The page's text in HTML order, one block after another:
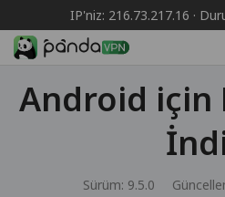
IP'niz: 216.73.217.16 ·
Android için
Sürüm: 9.5.0